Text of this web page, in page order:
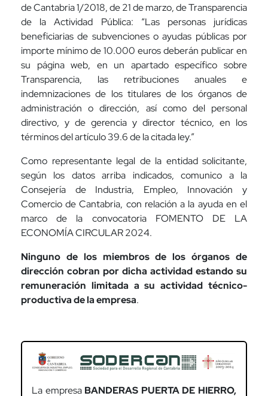
de Cantabria 1/2018, de 21 de marzo, de Transparencia
de la Actividad Pública: “Las personas jurídicas
beneficiarias de subvenciones o ayudas públicas por
importe mínimo de 10.000 euros deberán publicar en
su página web, en un apartado específico sobre
Transparencia, las retribuciones anuales e
indemnizaciones de los titulares de los órganos de
administración o dirección, así como del personal
directivo, y de gerencia y director técnico, en los
términos del artículo 39.6 de la citada ley.”
Como representante legal de la entidad solicitante,
según los datos arriba indicados, comunico a la
Consejería de Industria, Empleo, Innovación y
Comercio de Cantabria, con relación a la ayuda en el
marco de la convocatoria FOMENTO DE LA
ECONOMÍA CIRCULAR 2024.
Ninguno de los miembros de los órganos de
dirección cobran por dicha actividad estando su
remuneración limitada a su actividad técnico-
productiva de la empresa.
La empresa BANDERAS PUERTA DE HIERRO,